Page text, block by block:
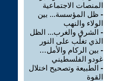
المنصات الاجتماعية
- ظل المؤسسة... بين
الولاء والنهب
- الشرق والغرب... الظل
الذي تغلّب على النور
- بين الركام والأمل…
غودو الفلسطيني
- الطبيعة وتصحيح اختلال
القوة